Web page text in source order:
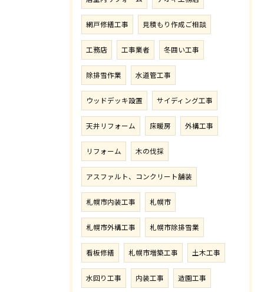
網戸修繕工事 見積もり作成ご相談
工務店 工事業者 冬囲い工事
除排雪作業 水道管工事
ウッドデッキ設置 サイディング工事
天井リフォーム 床暖房 外構工事
リフォーム 木の伐採
アスファルト、コンクリート舗装
札幌市内装工事 札幌市
札幌市外構工事 札幌市除排雪業
看板修繕 札幌市増築工事 土木工事
水回り工事 内装工事 造園工事